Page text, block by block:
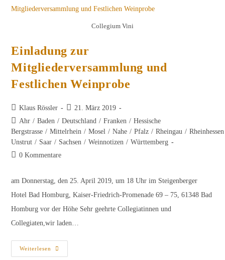
Collegium Vini
Einladung zur
Mitgliederversammlung und
Festlichen Weinprobe
Beitrags-
Autor:
Klaus Rössler
Beitrag
veröffentlicht:
21. März 2019
Beitrags-
Kategorie:
Ahr / Baden / Deutschland / Franken / Hessische
Bergstrasse / Mittelrhein / Mosel / Nahe / Pfalz / Rheingau / Rheinhessen
Unstrut / Saar / Sachsen / Weinnotizen / Württemberg
Beitrags-
0 Kommentare
am Donnerstag, den 25. April 2019, um 18 Uhr im Steigenberger
Hotel Bad Homburg, Kaiser-Friedrich-Promenade 69 – 75, 61348 Bad
Homburg vor der Höhe Sehr geehrte Collegiatinnen und
Collegiaten,wir laden…
Weiterlesen
Einladung
Zur